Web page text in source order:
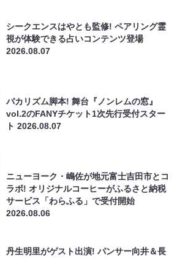
シークエンスはやとも監修! ペアリング霊
視が体験できる占いコンテンツ登場
2026.08.07
バカリズム脚本! 舞台『ノンレムの窓』
vol.2のFANYチケット1次先行受付スター
ト2026.08.07
ニューヨーク・嶋佐が地元富士吉田市とコ
ラボ! オリジナルコーヒーがふるさと納税
サービス「わらふる」で受付開始
2026.08.06
丹生明里がゲスト出演! パンサー向井＆長